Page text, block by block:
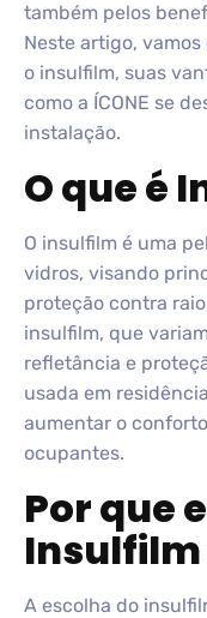
também pelos
Neste artigo,
o insulfilm, suas
como a ÍCONE se
instalação.
O que é
O insulfilm é uma
vidros, visando
proteção contra
insulfilm, que
refletância e
usada em
aumentar o
ocupantes.
Por que
Insulfilm
A escolha do